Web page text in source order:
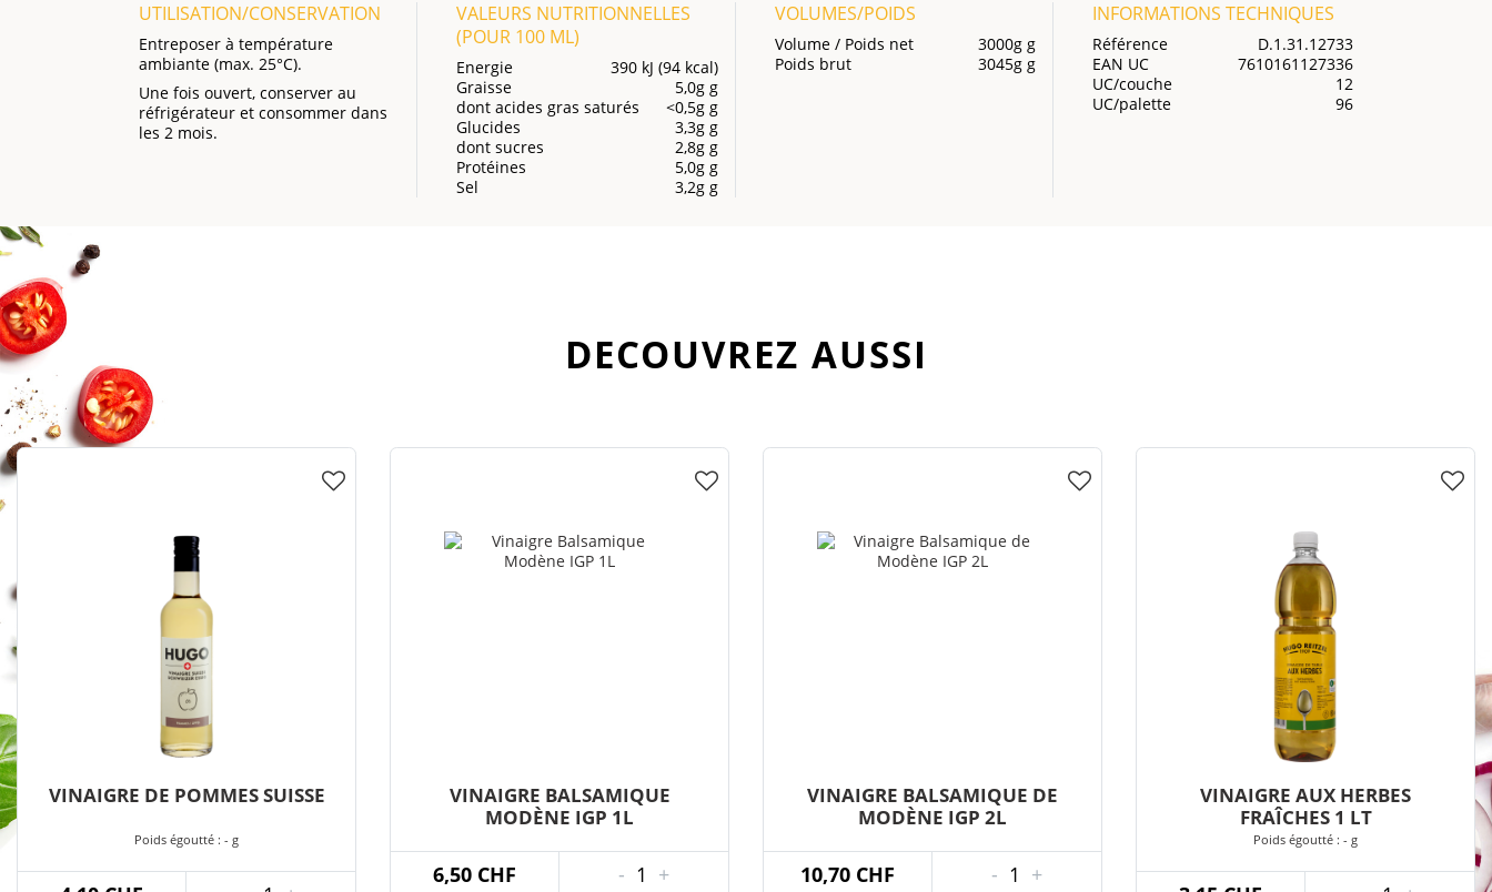
UTILISATION/CONSERVATION
Entreposer à température
ambiante (max. 25°C).
Une fois ouvert, conserver au
réfrigérateur et consommer dans
les 2 mois.
VALEURS NUTRITIONNELLES
(POUR 100 ML)
Energie
390 kJ (94 kcal)
Graisse
5,0g g
dont acides gras saturés
<0,5g g
Glucides
3,3g g
dont sucres
2,8g g
Protéines
5,0g g
Sel
3,2g g
VOLUMES/POIDS
Volume / Poids net
3000g g
Poids brut
3045g g
INFORMATIONS TECHNIQUES
Référence
D.1.31.12733
EAN UC
7610161127336
UC/couche
12
UC/palette
96
DECOUVREZ AUSSI
VINAIGRE DE POMMES SUISSE
Poids égoutté : - g
VINAIGRE BALSAMIQUE
MODÈNE IGP 1L
6,50 CHF - 1 +
VINAIGRE BALSAMIQUE DE
MODÈNE IGP 2L
10,70 CHF - 1 +
VINAIGRE AUX HERBES
FRAÎCHES 1 LT
Poids égoutté : - g